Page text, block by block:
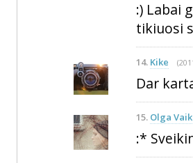
:) Labai
tikiuosi
14. Kike
Dar
15. Olga
:*